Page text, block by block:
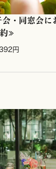
会・同窓会
≫
円